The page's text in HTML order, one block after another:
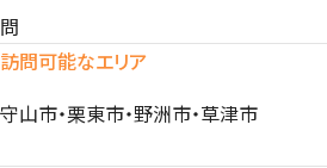
問
訪問可能なエリア
守山市・栗東市・野洲市・草津市